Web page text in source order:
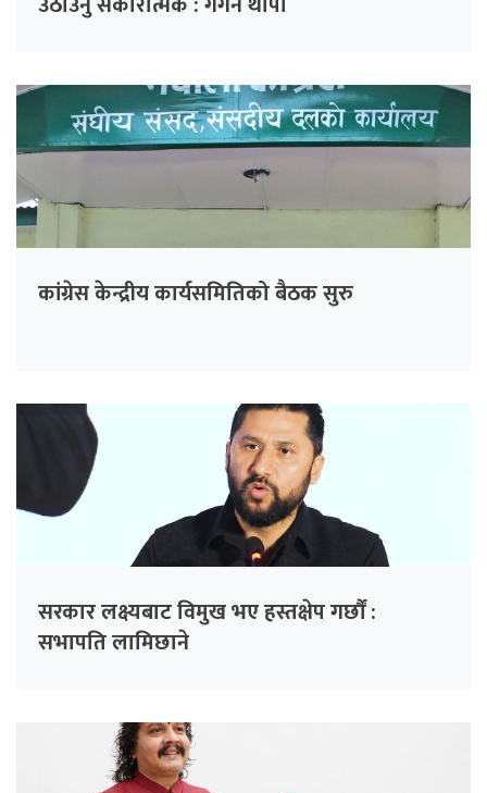
कांग्रेस केन्द्रीय कार्यसमितिको बैठक सुरु
सरकार लक्ष्यबाट विमुख भए हस्तक्षेप गर्छौं :
सभापति लामिछाने